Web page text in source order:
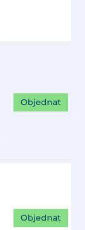
Objednat
Objednat